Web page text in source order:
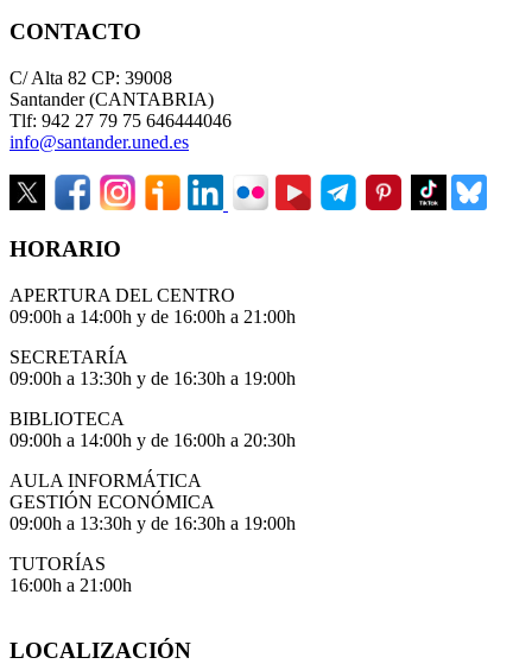
CONTACTO
C/ Alta 82 CP: 39008
Santander (CANTABRIA)
Tlf: 942 27 79 75 646444046
info@santander.uned.es
HORARIO
APERTURA DEL CENTRO
09:00h a 14:00h y de 16:00h a 21:00h
SECRETARÍA
09:00h a 13:30h y de 16:30h a 19:00h
BIBLIOTECA
09:00h a 14:00h y de 16:00h a 20:30h
AULA INFORMÁTICA
GESTIÓN ECONÓMICA
09:00h a 13:30h y de 16:30h a 19:00h
TUTORÍAS
16:00h a 21:00h
LOCALIZACIÓN